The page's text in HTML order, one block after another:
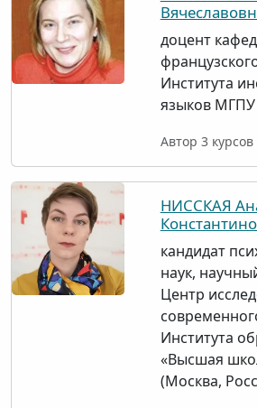
доцент
Института
языков МГПУ
Автор 3 курсов
НИССКАЯ
кандидат
наук,
Центр
Института
«Высшая
(Москва,